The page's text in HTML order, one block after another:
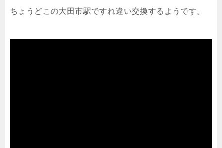
ちょうどこの大田市駅ですれ違い交換するようです。